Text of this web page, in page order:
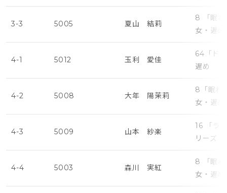
3-3 5005 夏山 結莉
8 「眠れ
女・遅め
4-1 5012 玉利 愛佳
64「ド
遅め
4-2 5008 大年 陽茉莉
8「眠れ
女・遅め
4-3 5009 山本 紗楽
16 「ラ
リーズ・
4-4 5003 森川 実紅
8 「眠れ
女・遅め